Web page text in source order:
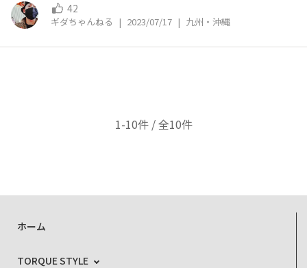
42
ギダちゃんねる | 2023/07/17 | 九州・沖縄
1-10件 / 全10件
ホーム
TORQUE STYLE